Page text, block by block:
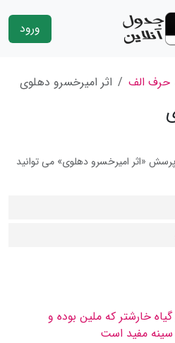
ورود
حرف الف اثر امیرخسرو دهلوی
«اثر امیرخسرو دهلوی» می توانید
خارشتر كه ملین بوده و
سینه مفید است